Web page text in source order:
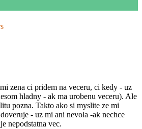
zena ci pridem na veceru, ci kedy - uz
hladny - ak ma urobenu veceru). Ale
pozna. Takto ako si myslite ze mi
- uz mi ani nevola -ak nechce
nepodstatna vec.